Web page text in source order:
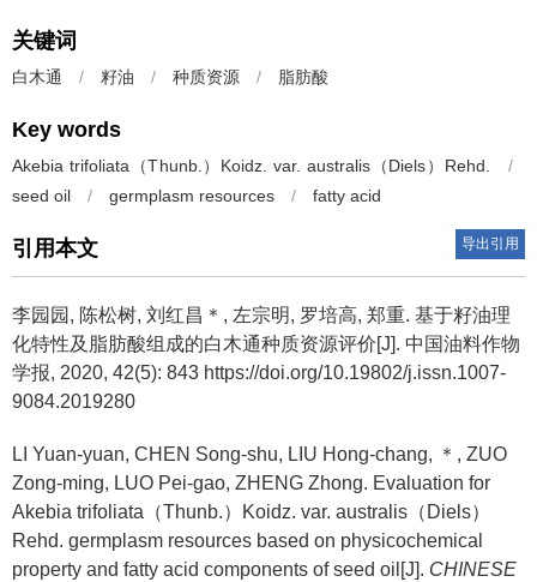
关键词
白木通 / 籽油 / 种质资源 / 脂肪酸
Key words
Akebia trifoliata（Thunb.）Koidz. var. australis（Diels）Rehd.
/
seed oil
/ germplasm resources / fatty acid
引用本文 导出引用
李园园, 陈松树, 刘红昌＊, 左宗明, 罗培高, 郑重. 基于籽油理
化特性及脂肪酸组成的白木通种质资源评价[J]. 中国油料作物
学报, 2020, 42(5): 843 https://doi.org/10.19802/j.issn.1007-
9084.2019280
LI Yuan-yuan, CHEN Song-shu, LIU Hong-chang, ＊, ZUO
Zong-ming, LUO Pei-gao, ZHENG Zhong. Evaluation for
Akebia trifoliata（Thunb.）Koidz. var. australis（Diels）
Rehd. germplasm resources based on physicochemical
property and fatty acid components of seed oil[J]. CHINESE